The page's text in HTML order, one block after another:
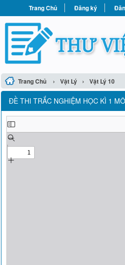
Trang Chủ Đăng ký
Trang Chủ › Vật Lý › Vật Lý 10
ĐỀ THI TRẮC NGHIỆM HỌC KÌ 1